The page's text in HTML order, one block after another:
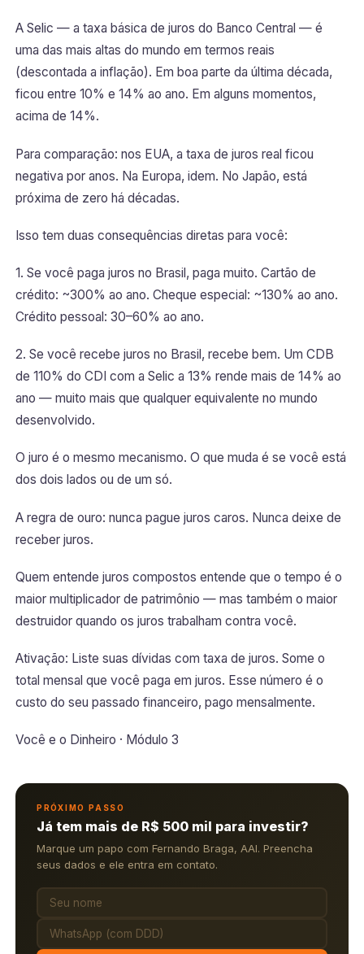
A Selic — a taxa básica de juros do Banco Central — é
uma das mais altas do mundo em termos reais
(descontada a inflação). Em boa parte da última década,
ficou entre 10% e 14% ao ano. Em alguns momentos,
acima de 14%.
Para comparação: nos EUA, a taxa de juros real ficou
negativa por anos. Na Europa, idem. No Japão, está
próxima de zero há décadas.
Isso tem duas consequências diretas para você:
1. Se você paga juros no Brasil, paga muito. Cartão de
crédito: ~300% ao ano. Cheque especial: ~130% ao ano.
Crédito pessoal: 30–60% ao ano.
2. Se você recebe juros no Brasil, recebe bem. Um CDB
de 110% do CDI com a Selic a 13% rende mais de 14% ao
ano — muito mais que qualquer equivalente no mundo
desenvolvido.
O juro é o mesmo mecanismo. O que muda é se você está
dos dois lados ou de um só.
A regra de ouro: nunca pague juros caros. Nunca deixe de
receber juros.
Quem entende juros compostos entende que o tempo é o
maior multiplicador de patrimônio — mas também o maior
destruidor quando os juros trabalham contra você.
Ativação: Liste suas dívidas com taxa de juros. Some o
total mensal que você paga em juros. Esse número é o
custo do seu passado financeiro, pago mensalmente.
Você e o Dinheiro · Módulo 3
PRÓXIMO PASSO
Já tem mais de R$ 500 mil para investir?
Marque um papo com Fernando Braga, AAI. Preencha
seus dados e ele entra em contato.